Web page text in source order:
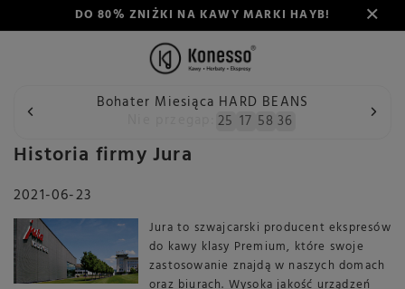
DO 80% ZNIŻKI NA KAWY MARKI HAYB!
Bohater Miesiąca HARD BEANS
25 17 58 36
Wstecz Konesso Blog Historia firmy Jura
Historia firmy Jura
2021-06-23
Jura to szwajcarski producent ekspresów
do kawy klasy Premium, które swoje
zastosowanie znajdą w naszych domach
oraz biurach. Wysoka jakość urządzeń